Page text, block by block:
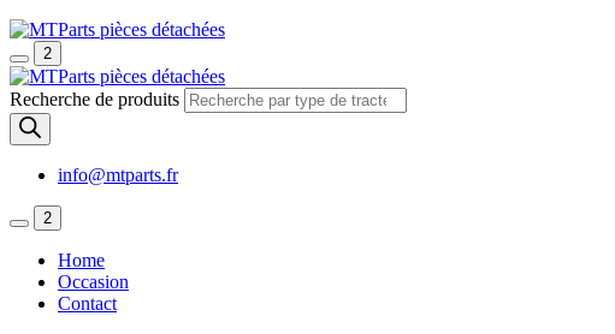
2
Recherche de produits
info@mtparts.fr
2
Home
Occasion
Contact